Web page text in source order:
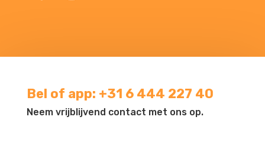
Bel of app: +31 6 444 227 40
Neem vrijblijvend contact met ons op.